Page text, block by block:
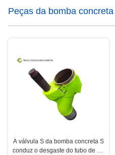
Peças da bomba
A válvula S da bomba concreta S
conduz o desgaste do tubo de S -